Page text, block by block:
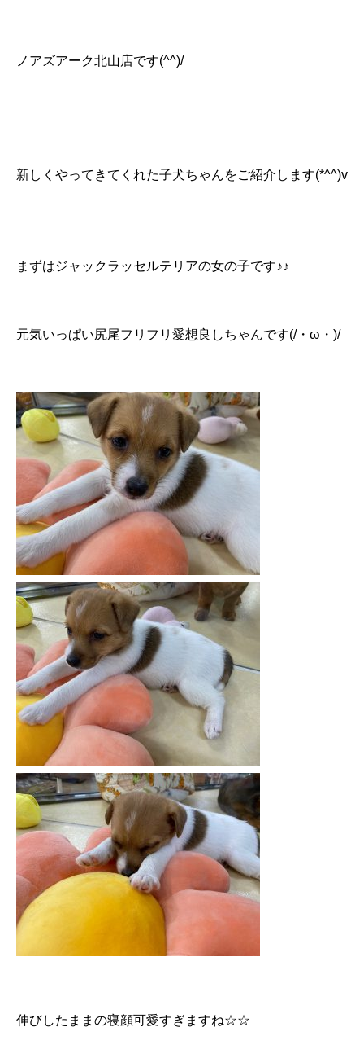
ノアズアーク北山店です(^^)/
新しくやってきてくれた子犬ちゃんをご紹介します(*^^)v
まずはジャックラッセルテリアの女の子です♪♪
元気いっぱい尻尾フリフリ愛想良しちゃんです(/・ω・)/
伸びしたままの寝顔可愛すぎますね☆☆